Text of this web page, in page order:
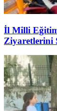
İl Milli
Ziyaretlerini